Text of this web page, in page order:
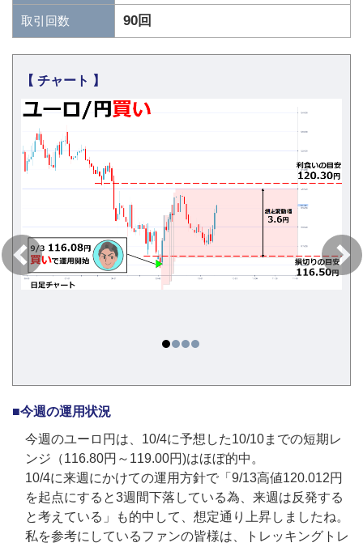
取引回数 90回
■今週の運用状況
今週のユーロ円は、10/4に予想した10/10までの短期レ
ンジ（116.80円～119.00円)はほぼ的中。
10/4に来週にかけての運用方針で「9/13高値120.012円
を起点にすると3週間下落している為、来週は反発する
と考えている」も的中して、想定通り上昇しましたね。
私を参考にしているファンの皆様は、トレッキングトレ
【 チャート 】